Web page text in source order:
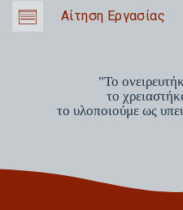
Αίτηση Εργασίας
"Το
το
το υλοποιούμε ως